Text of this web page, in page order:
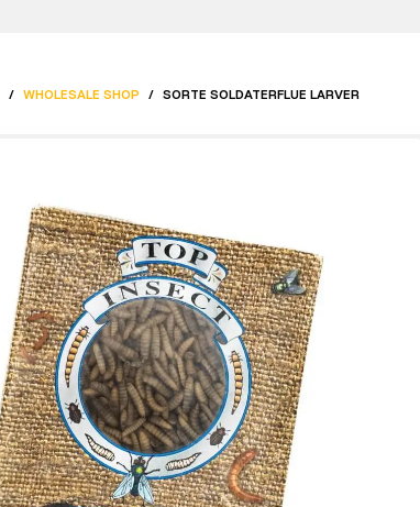
/ WHOLESALE SHOP / SORTE SOLDATERFLUE LARVER